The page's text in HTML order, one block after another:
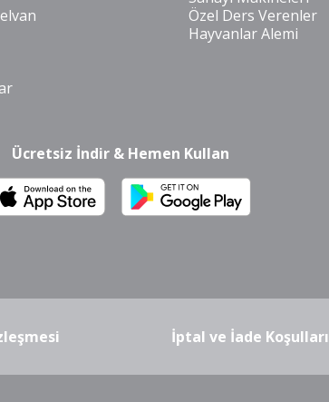
Özel Ders Verenler
Hayvanlar Alemi
Ücretsiz İndir & Hemen Kullan
İptal ve İade Koşulları